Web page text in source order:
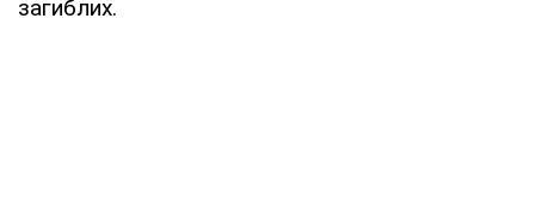
загиблих.